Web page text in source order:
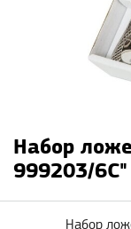
Набор
999203/
Набор